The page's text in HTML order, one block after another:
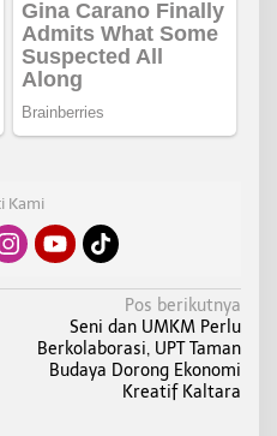
Kami
Pos berikutnya
Seni dan UMKM Perlu
Berkolaborasi, UPT Taman
Budaya Dorong Ekonomi
Kreatif Kaltara